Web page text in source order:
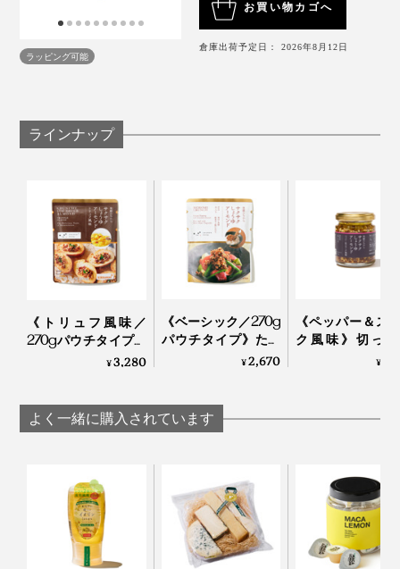
オイル仕立てのしょうゆ味、アーモンドの食感が、新し
アーモンドは、抗酸化作用の高いビタミンE、整腸作用
肺を乾燥から守るとされています。
料理研究家・中医薬膳師の村岡奈弥さんのアドバイスの
もと、栄養と食感にすぐれた『サクサクしょうゆアーモ
ンド』はできあがりました。
ベーシックな「サクサクしょうゆアーモンド」は、それ
こそ万能。我が家では、炒め物、あえもの、しゃぶしゃ
ラッピング可能
お買い物カゴへ
倉庫出荷予定日： 2026年8月12日
ラインナップ
《トリュフ風味／
270gパウチタイプ》
トリュフの香りが、
と風味豊かなもろみ
入りしょうゆが、料
料」｜サクサクしょ
うゆアーモンド トリ
ュフ風味
¥3,280
《ベーシック／270g
パウチタイプ》たっ
ぷり大容量！ サクサ
りしょうゆが、料理
をグンとおいしくす
アーモンド
¥2,670
《ペッパー＆ス
ク風味》切っ
け・ゆでただけ
¥
よく一緒に購入されています